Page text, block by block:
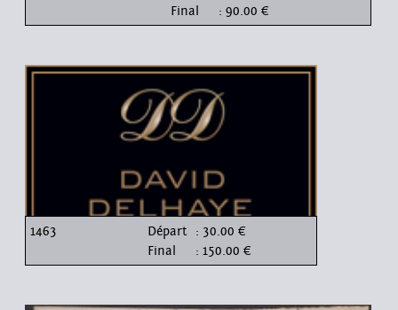
Final
: 90.00 €
1463 Départ : 30.00 €
Final
: 150.00 €